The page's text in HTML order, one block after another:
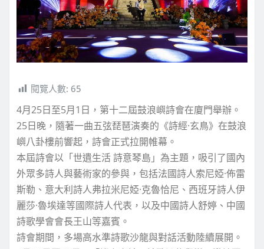
閱覽人數: 65
4月25日至5月1日，第十二屆鼓浪嶼詩會在廈門舉辦。
25日晚，隨著一曲五弦琵琶演奏的《詩經·玄鳥》在鼓浪
嶼八卦樓前響起，詩會正式拉開帷幕。
本屆詩會以「世遺生活 詩意琴島」為主題，吸引了國內
外眾多詩人與藝術家的參與，包括法國詩人索尼婭·佈雷
斯勒、意大利詩人弗拉米尼婭·克魯恰尼、西班牙詩人伊
麗莎·魯埃達等國際詩人代表，以及中國詩人舒婷、中國
詩歌學會會長王山等嘉賓。
詩會期間，多場高水準詩歌沙龍與對話活動陸續展開。